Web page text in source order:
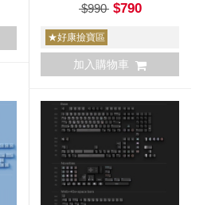
$990$790
★好康撿寶區
加入購物車